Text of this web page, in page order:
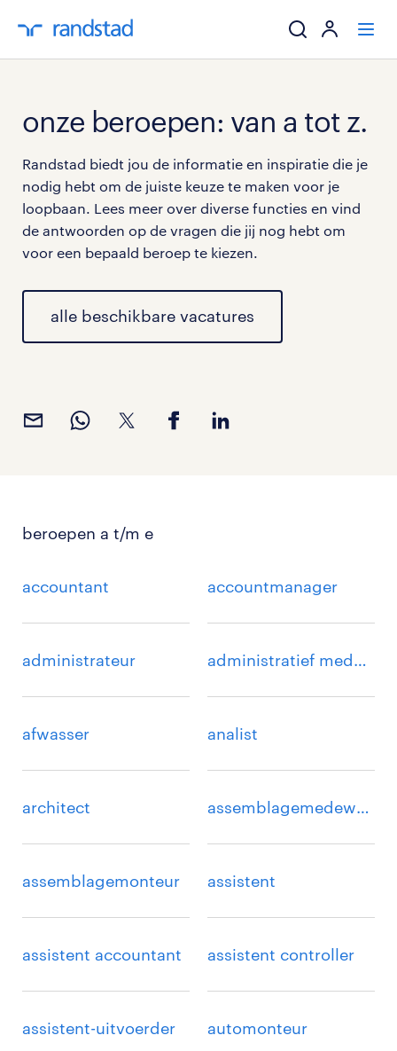
mijn carrière
over randstad
onze beroepen: van a tot z.
Randstad biedt jou de informatie en inspiratie die je
nodig hebt om de juiste keuze te maken voor je
loopbaan. Lees meer over diverse functies en vind
de antwoorden op de vragen die jij nog hebt om
voor een bepaald beroep te kiezen.
alle beschikbare vacatures
beroepen a t/m e
accountant accountmanager
administrateur administratief medewerker
afwasser analist
architect assemblagemedewerker
assemblagemonteur assistent
assistent accountant assistent controller
assistent-uitvoerder automonteur